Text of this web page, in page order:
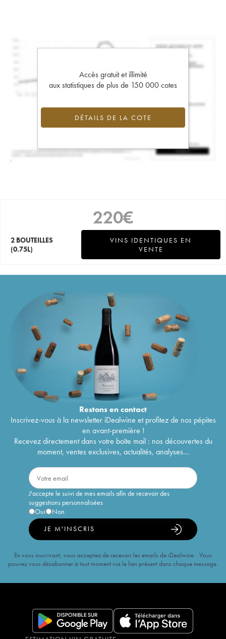
Accès gratuit et illimité
aux statistiques de plus de 150 000 cotes
DÉTAILS DE LA COTE
220€
2 BOUTEILLES
(0.75L)
VINS IDENTIQUES EN
VENTE
Restons encontact
Inscrivez-vous à la newsletter iDealwine et profitez de nos pépites
en avant-première !
Recevez directement dans votre boîte mail : nos découvertes du
moment, ventes exclusives, actualités, analyses...
J'accepte le suivi de mes emails afin de recevoir des
suggestions personnalisées
Oui
Non
JE M'INSCRIS
En vous inscrivant, vous acceptez de recevoir les emails de iDealwine. Vous
pouvez vous désabonner à tout moment via le lien présent dans chaque message.